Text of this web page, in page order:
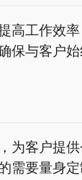
高工作效
保与客户
为客户提
需要量身